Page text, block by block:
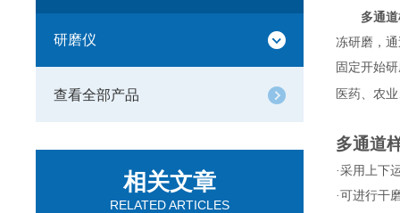
研磨仪
查看全部产品
相关文章
RELATED ARTICLES
多通
冻研磨，
固定开始
医药、农
多通道
·采用上下
·可进行干